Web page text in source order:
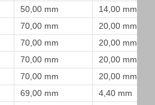
50,00 mm
14,00 mm
70,00 mm
20,00 mm
70,00 mm
20,00 mm
70,00 mm
20,00 mm
70,00 mm
20,00 mm
69,00 mm
4,40 mm